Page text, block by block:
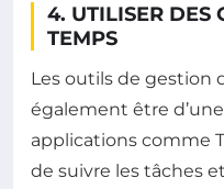
4. UTILISER DES
TEMPS
Les outils de gestion
également être
applications comme
de suivre les tâches